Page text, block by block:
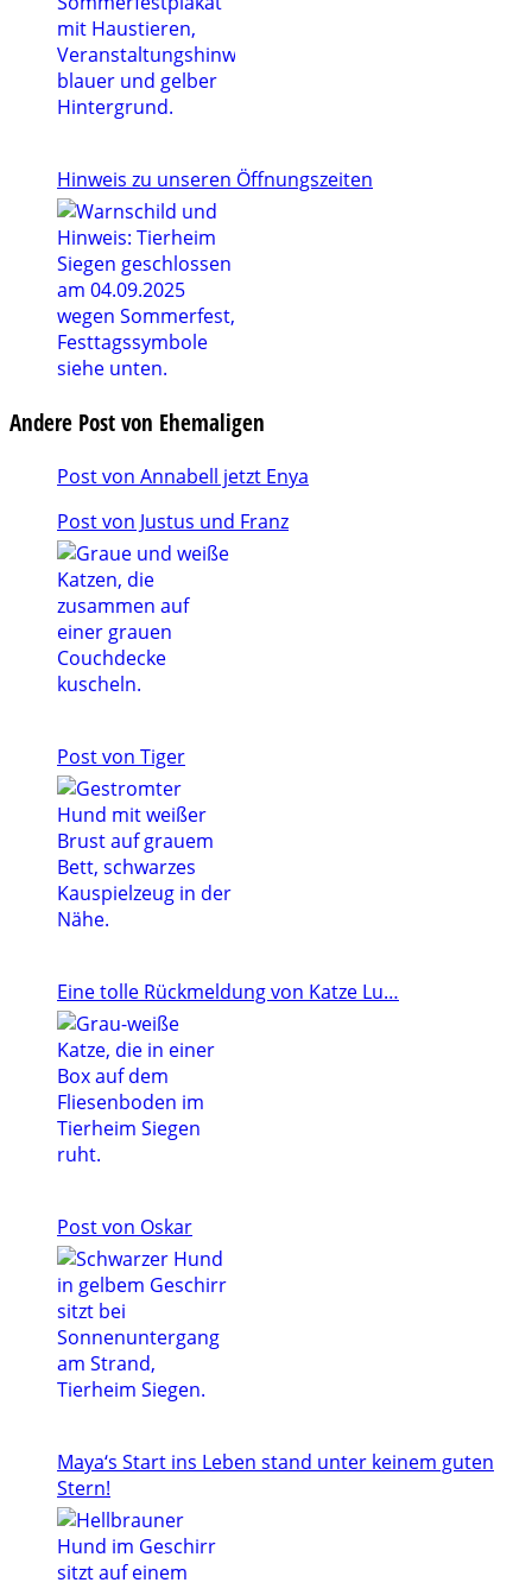
Hinweis zu unseren Öffnungszeiten
Andere Post von Ehemaligen
Post von Annabell jetzt Enya
Post von Justus und Franz
Post von Tiger
Eine tolle Rückmeldung von Katze Lu…
Post von Oskar
Maya‘s Start ins Leben stand unter keinem guten
Stern!